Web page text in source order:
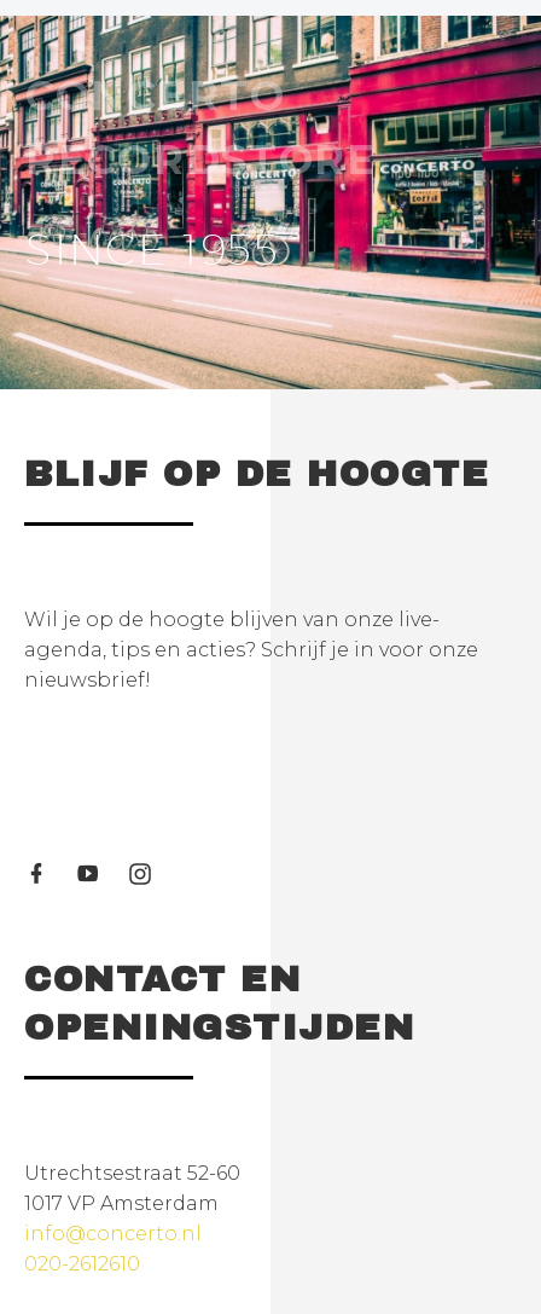
CONCERTO
RECORDSTORE
SINCE 1955
CONTACT EN
OPENINGSTIJDEN
Utrechtsestraat 52-60
1017 VP Amsterdam
info@concerto.nl
020-2612610
BLIJF OP DE HOOGTE
Wil je op de hoogte blijven van onze live-
agenda, tips en acties? Schrijf je in voor onze
nieuwsbrief!